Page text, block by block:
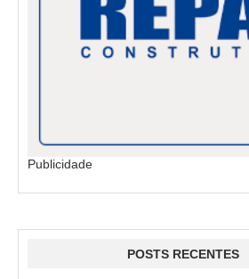
Publicidade
POSTS RECENTES